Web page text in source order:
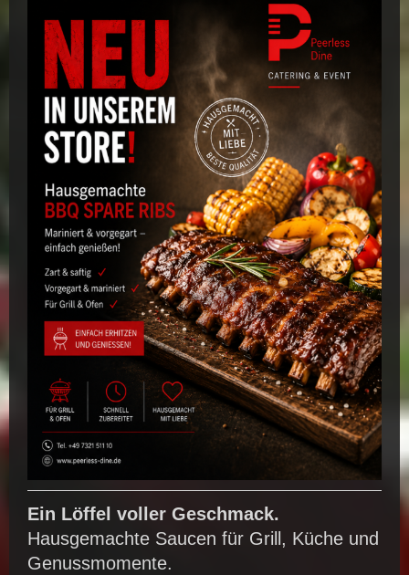
Ein Löffel voller Geschmack.
Hausgemachte Saucen für Grill, Küche und
Genussmomente.